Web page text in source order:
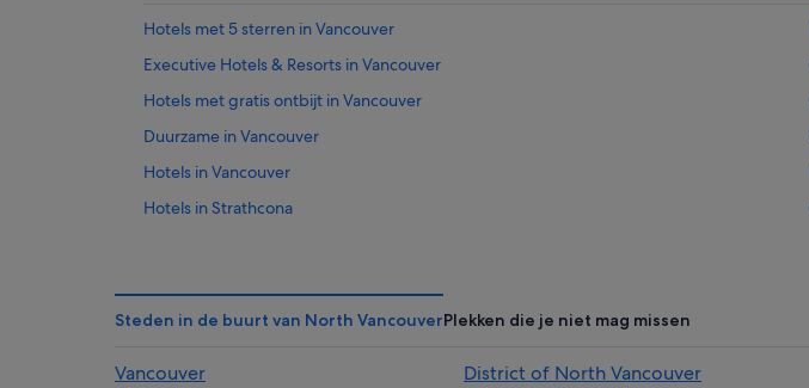
Hotels met 5 sterren in Vancouver
Executive Hotels & Resorts in Vancouver
Hotels met gratis ontbijt in Vancouver
Duurzame in Vancouver
Hotels in Vancouver
Hotels in Strathcona
Hotels in de buurt van Haven van Vancouver
Steden in de buurt van North VancouverPlekken die je niet mag missen
Vancouver District of North Vancouver